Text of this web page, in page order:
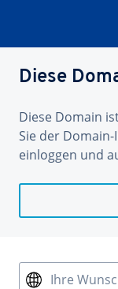
Diese
Diese Domain
Sie der
einloggen und
Ihre